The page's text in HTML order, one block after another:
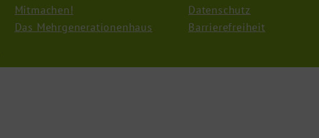
Mitmachen!
Das Mehrgenerationenhaus
Datenschutz
Barrierefreiheit